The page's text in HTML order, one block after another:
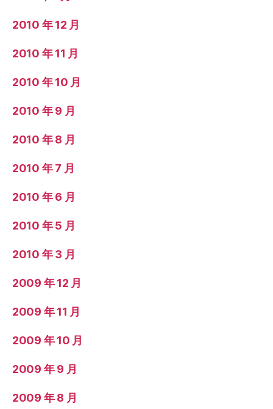
2010 年 12 月
2010 年 11 月
2010 年 10 月
2010 年 9 月
2010 年 8 月
2010 年 7 月
2010 年 6 月
2010 年 5 月
2010 年 3 月
2009 年 12 月
2009 年 11 月
2009 年 10 月
2009 年 9 月
2009 年 8 月